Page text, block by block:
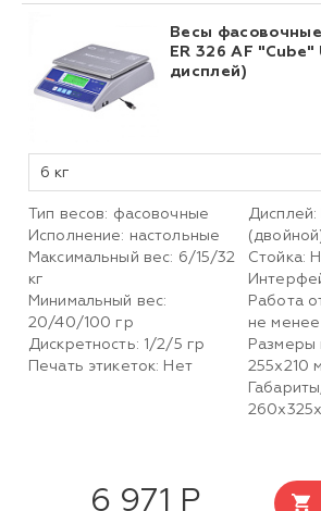
Весы
ER 326 AF
дисплей)
6 кг
Тип весов: фасовочные
Исполнение: настольные
Максимальный вес: 6/15/32
кг
Минимальный вес:
20/40/100 гр
Дискретность: 1/2/5 гр
Печать этикеток: Нет
Дисплей:
Стойка:
Работа
не
Размеры
255х210
6 971 Р